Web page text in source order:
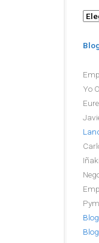
Yo